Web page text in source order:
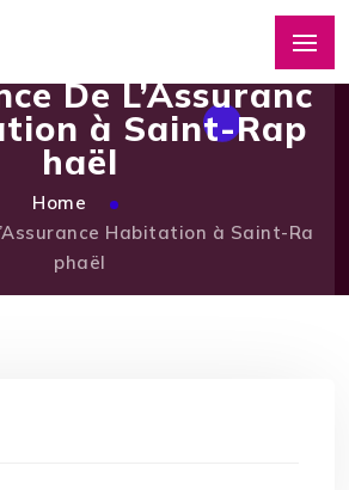
De L’Assuranc
à Saint-Rap
haël
Home
Habitation à Saint-Ra
phaël